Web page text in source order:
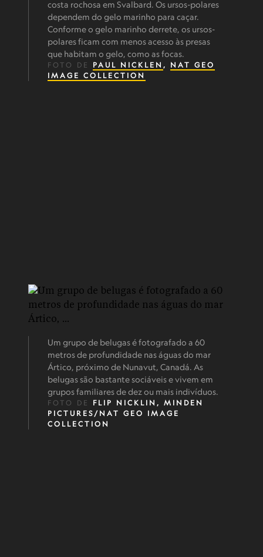
costa rochosa em Svalbard. Os ursos-polares
dependem do gelo marinho para caçar.
Conforme o gelo marinho derrete, os ursos-
polares ficam com menos acesso às presas
que habitam o gelo, como as focas.
FOTO DE PAUL NICKLEN , NAT GEO
IMAGE COLLECTION
Um grupo de belugas é fotografado a 60
metros de profundidade nas águas do mar
Ártico, próximo de Nunavut, Canadá. As
belugas são bastante sociáveis e vivem em
grupos familiares de dez ou mais indivíduos.
FOTO DE FLIP NICKLIN, MINDEN
PICTURES/NAT GEO IMAGE
COLLECTION